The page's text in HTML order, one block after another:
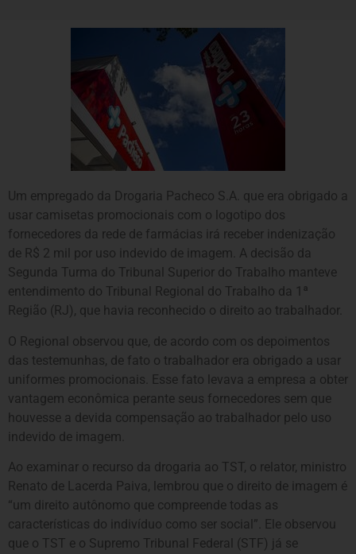
Um empregado da Drogaria Pacheco S.A. que era obrigado a
usar camisetas promocionais com o logotipo dos
fornecedores da rede de farmácias irá receber indenização
de R$ 2 mil por uso indevido de imagem. A decisão da
Segunda Turma do Tribunal Superior do Trabalho manteve
entendimento do Tribunal Regional do Trabalho da 1ª
Região (RJ), que havia reconhecido o direito ao trabalhador.
O Regional observou que, de acordo com os depoimentos
das testemunhas, de fato o trabalhador era obrigado a usar
uniformes promocionais. Esse fato levava a empresa a obter
vantagem econômica perante seus fornecedores sem que
houvesse a devida compensação ao trabalhador pelo uso
indevido de imagem.
Ao examinar o recurso da drogaria ao TST, o relator, ministro
Renato de Lacerda Paiva, lembrou que o direito de imagem é
“um direito autônomo que compreende todas as
características do indivíduo como ser social”. Ele observou
que o TST e o Supremo Tribunal Federal (STF) já se